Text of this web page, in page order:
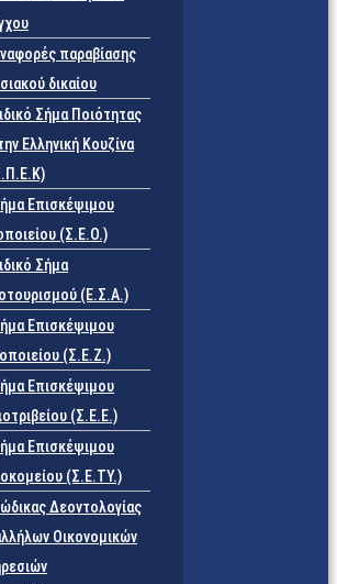
παραβίασης
δικαίου
Σήμα Ποιότητας
Ελληνική Κουζίνα
Επισκέψιμου
(Σ.Ε.Ο.)
Σήμα
(Ε.Σ.Α.)
Επισκέψιμου
(Σ.Ε.Ζ.)
Επισκέψιμου
(Σ.Ε.Ε.)
Επισκέψιμου
(Σ.Ε.TY.)
Δεοντολογίας
Οικονομικών